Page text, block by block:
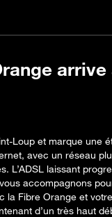
arrive
Loup et marque une
avec un réseau
L’ADSL laissant
accompagnons
la Fibre Orange et
d’un très haut